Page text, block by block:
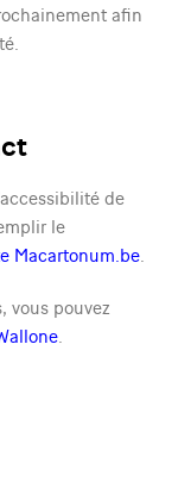
afin
de
le
Macartonum.be.
vous pouvez
.